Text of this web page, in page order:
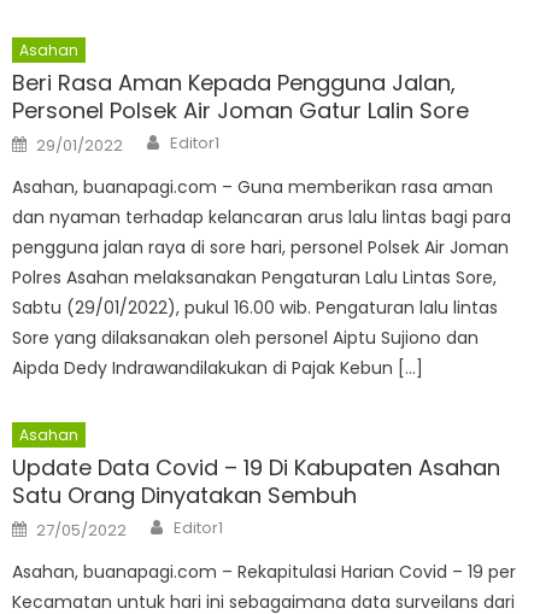
Asahan
Beri Rasa Aman Kepada Pengguna Jalan,
Personel Polsek Air Joman Gatur Lalin Sore
Posted
on
29/01/2022 Author
Editor1
Asahan, buanapagi.com – Guna memberikan rasa aman
dan nyaman terhadap kelancaran arus lalu lintas bagi para
pengguna jalan raya di sore hari, personel Polsek Air Joman
Polres Asahan melaksanakan Pengaturan Lalu Lintas Sore,
Sabtu (29/01/2022), pukul 16.00 wib. Pengaturan lalu lintas
Sore yang dilaksanakan oleh personel Aiptu Sujiono dan
Aipda Dedy Indrawandilakukan di Pajak Kebun […]
Asahan
Update Data Covid – 19 Di Kabupaten Asahan
Satu Orang Dinyatakan Sembuh
Posted
on
27/05/2022 Author
Editor1
Asahan, buanapagi.com – Rekapitulasi Harian Covid – 19 per
Kecamatan untuk hari ini sebagaimana data surveilans dari